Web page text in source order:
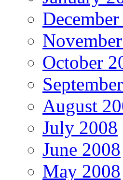
October
August
July 2008
June 2008
May 2008